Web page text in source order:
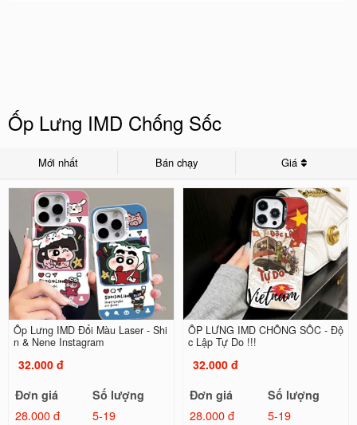
Ốp Lưng IMD Chống Sốc
Mới nhất Bán chạy Giá
Ốp Lưng IMD Đổi Màu Laser - Shi
n & Nene Instagram
32.000 đ
Đơn giá
Số lượng
28.000 đ
5-19
ỐP LƯNG IMD CHỐNG SỐC - Độ
c Lập Tự Do !!!
32.000 đ
Đơn giá
Số lượng
28.000 đ
5-19